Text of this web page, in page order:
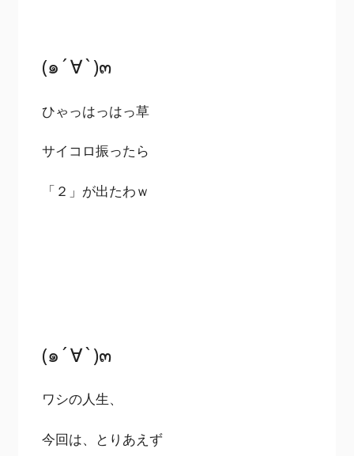
(๑´∀`)๓
ひゃっはっはっ草
サイコロ振ったら
「２」が出たわｗ
(๑´∀`)๓
ワシの人生、
今回は、とりあえず